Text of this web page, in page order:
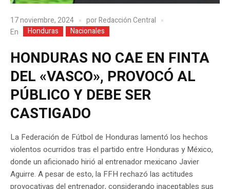
17 noviembre, 2024 porRedacción Central
En
Honduras Nacionales
HONDURAS NO CAE EN FINTA
DEL «VASCO», PROVOCÓ AL
PÚBLICO Y DEBE SER
CASTIGADO
La Federación de Fútbol de Honduras lamentó los hechos
violentos ocurridos tras el partido entre Honduras y México,
donde un aficionado hirió al entrenador mexicano Javier
Aguirre. A pesar de esto, la FFH rechazó las actitudes
provocativas del entrenador, considerando inaceptables sus